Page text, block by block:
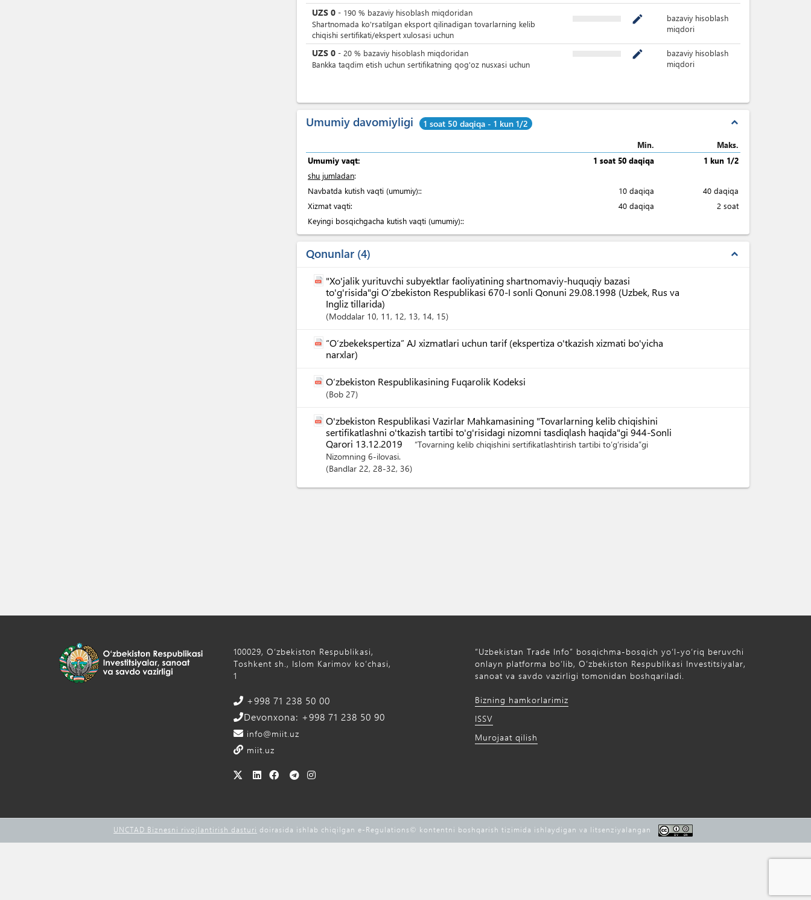
UZS 0 - 190 % bazaviy hisoblash miqdoridan
Shartnomada ko'rsatilgan eksport qilinadigan tovarlarning kelib
chiqishi sertifikati/ekspert xulosasi uchun
mode_edit
bazaviy hisoblash
miqdori
UZS 0 - 20 % bazaviy hisoblash miqdoridan
Bankka taqdim etish uchun sertifikatning qog'oz nusxasi uchun
mode_edit
bazaviy hisoblash
miqdori
Umumiy davomiyligi 1 soat 50 daqiqa - 1 kun 1/2 expand_less
Min.
Maks.
Umumiy vaqt:
1 soat 50 daqiqa
1 kun 1/2
shu jumladan:
Navbatda kutish vaqti (umumiy)::
10 daqiqa
40 daqiqa
Xizmat vaqti:
40 daqiqa
2 soat
Keyingi bosqichgacha kutish vaqti (umumiy)::
Qonunlar 4 expand_less
"Xo'jalik yurituvchi subyektlar faoliyatining shartnomaviy-huquqiy bazasi
to'g'risida"gi O‘zbekiston Respublikasi 670-I sonli Qonuni 29.08.1998 (Uzbek, Rus va
Ingliz tillarida)
Moddalar 10, 11 , 12, 13, 14, 15
“O‘zbekekspertiza” AJ xizmatlari uchun tarif (ekspertiza o'tkazish xizmati bo'yicha
narxlar)
O‘zbekiston Respublikasining Fuqarolik Kodeksi
Bob 27
O'zbekiston Respublikasi Vazirlar Mahkamasining "Tovarlarning kelib chiqishini
sertifikatlashni o'tkazish tartibi to'g'risidagi nizomni tasdiqlash haqida"gi 944-Sonli
Qarori 13.12.2019
“Tovarning kelib chiqishini sertifikatlashtirish tartibi to‘g‘risida”gi
Nizomning 6-ilovasi.
Bandlar 22, 28-32, 36
100029, Oʻzbekiston Respublikasi,
Toshkent sh., Islom Karimov ko‘chasi,
1
+998 71 238 50 00
Devonxona: +998 71 238 50 90
info@miit.uz
miit.uz
“Uzbekistan Trade Info” bosqichma-bosqich yo‘l-yo‘riq beruvchi
onlayn platforma bo‘lib, O‘zbekiston Respublikasi Investitsiyalar,
sanoat va savdo vazirligi tomonidan boshqariladi.
Bizning hamkorlarimiz
ISSV
Murojaat qilish
UNCTAD Biznesni rivojlantirish dasturi doirasida ishlab chiqilgan e-Regulations©️ kontentni boshqarish tizimida ishlaydigan va litsenziyalangan